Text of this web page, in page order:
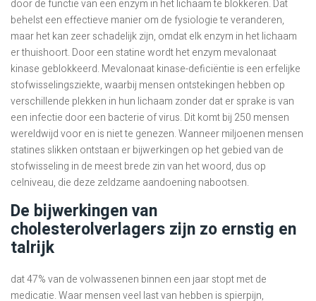
door de functie van een enzym in het lichaam te blokkeren. Dat
behelst een effectieve manier om de fysiologie te veranderen,
maar het kan zeer schadelijk zijn, omdat elk enzym in het lichaam
er thuishoort. Door een statine wordt het enzym mevalonaat
kinase geblokkeerd. Mevalonaat kinase-deficiëntie is een erfelijke
stofwisselingsziekte, waarbij mensen ontstekingen hebben op
verschillende plekken in hun lichaam zonder dat er sprake is van
een infectie door een bacterie of virus. Dit komt bij 250 mensen
wereldwijd voor en is niet te genezen. Wanneer miljoenen mensen
statines slikken ontstaan er bijwerkingen op het gebied van de
stofwisseling in de meest brede zin van het woord, dus op
celniveau, die deze zeldzame aandoening nabootsen.
De bijwerkingen van
cholesterolverlagers zijn zo ernstig en
talrijk
dat 47% van de volwassenen binnen een jaar stopt met de
medicatie. Waar mensen veel last van hebben is spierpijn,